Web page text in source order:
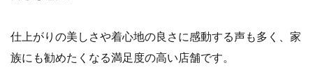
仕上がりの美しさや着心地の良さに感動する声も多く、家
族にも勧めたくなる満足度の高い店舗です。